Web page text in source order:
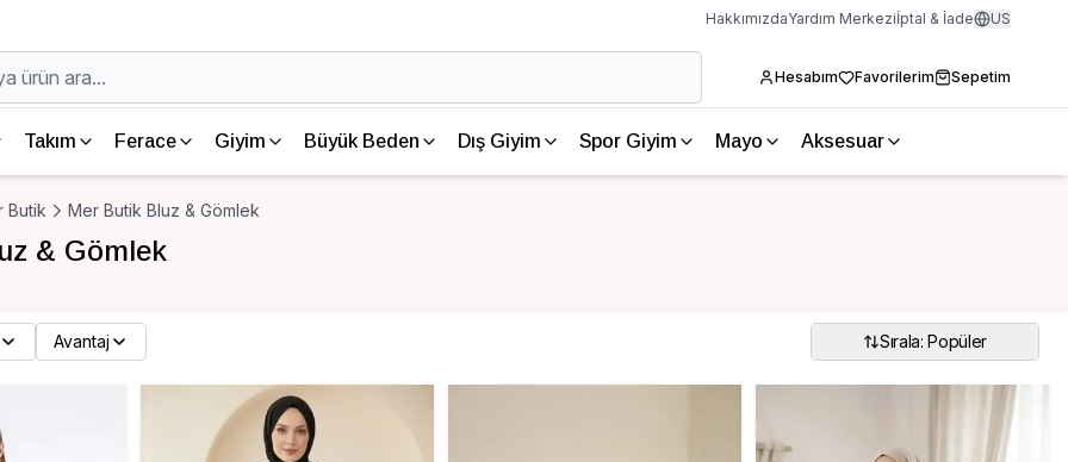
HakkımızdaYardım Merkeziİptal & İade US
Hesabım Favorilerim Sepetim
Takım Ferace Giyim Büyük Beden Dış Giyim Spor Giyim Mayo Aksesuar
Butik Mer Butik Bluz & Gömlek
& Gömlek
Avantaj Sırala: Popüler